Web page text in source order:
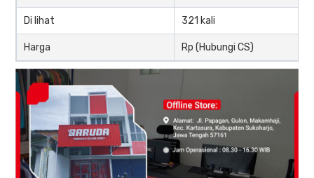
Di lihat 321 kali
Harga Rp (Hubungi CS)